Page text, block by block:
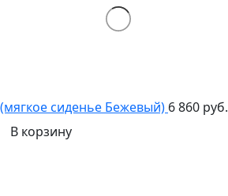
(мягкое сиденье Бежевый) 6 860 руб.
В корзину